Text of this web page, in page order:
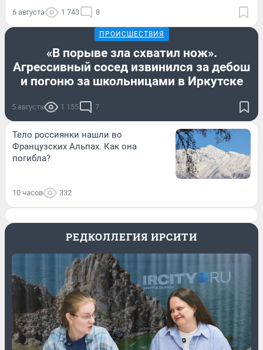
6 августа 1 743 8
ПРОИСШЕСТВИЯ
«В порыве зла схватил нож».
Агрессивный сосед извинился за дебош
и погоню за школьницами в Иркутске
5 августа 1 155 7
Тело россиянки нашли во
Французских Альпах. Как она
погибла?
10 часов 332
РЕДКОЛЛЕГИЯ ИРСИТИ